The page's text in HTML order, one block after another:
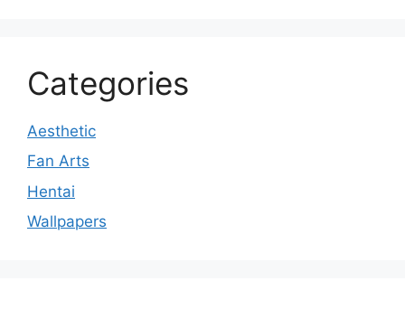
Categories
Aesthetic
Fan Arts
Hentai
Wallpapers